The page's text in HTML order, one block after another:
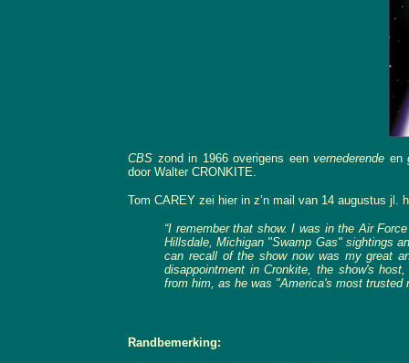
CBS zond in 1966 overigens een vernederende en
door Walter CRONKITE.
Tom CAREY zei hier in z’n mail van 14 augustus jl.
“I remember that show. I was in the Air
Hillsdale, Michigan "Swamp Gas" sightings
can recall of the show now was my great
disappointment in Cronkite, the show's
from him, as he was "America's most trusted
Randbemerking: